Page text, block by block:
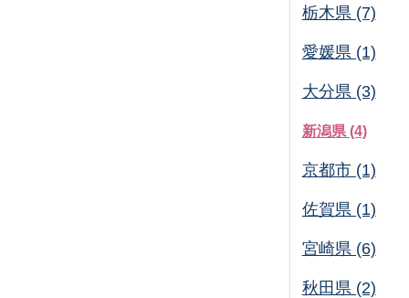
栃木県 (7)
愛媛県 (1)
大分県 (3)
新潟県 (4)
京都市 (1)
佐賀県 (1)
宮崎県 (6)
秋田県 (2)